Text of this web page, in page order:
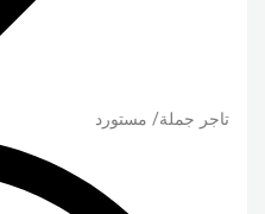
تاجر جملة/ مستورد